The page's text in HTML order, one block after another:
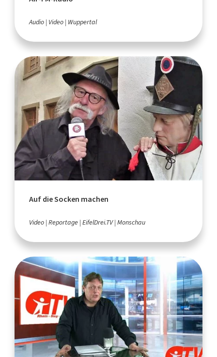
Audio Video Wuppertal
Auf die Socken machen
Video Reportage EifelDrei.TV Monschau